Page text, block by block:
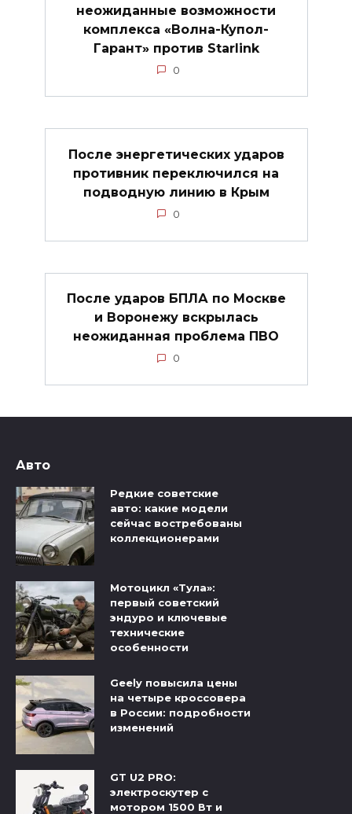
неожиданные возможности
комплекса «Волна-Купол-
Гарант» против Starlink
0
После энергетических ударов
противник переключился на
подводную линию в Крым
0
После ударов БПЛА по Москве
и Воронежу вскрылась
неожиданная проблема ПВО
0
Авто
Редкие советские
авто: какие модели
сейчас востребованы
коллекционерами
Мотоцикл «Тула»:
первый советский
эндуро и ключевые
технические
особенности
Geely повысила цены
на четыре кроссовера
в России: подробности
изменений
GT U2 PRO:
электроскутер с
мотором 1500 Вт и